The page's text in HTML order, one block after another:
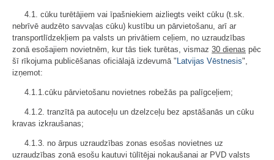
4.1. cūku turētājiem vai īpašniekiem aizliegts veikt cūku (t.sk.
nebrīvē audzēto savvaļas cūku) kustību un pārvietošanu, arī ar
transportlīdzekļiem pa valsts un privātiem ceļiem, no uzraudzības
zonā esošajiem novietnēm, kur tās tiek turētas, vismaz 30 dienas pēc
šī rīkojuma publicēšanas oficiālajā izdevumā " Latvijas Vēstnesis",
izņemot:
4.1.1.cūku pārvietošanu novietnes robežās pa palīgceļiem;
4.1.2. tranzītā pa autoceļu un dzelzceļu bez apstāšanās un cūku
kravas izkraušanas;
4.1.3. no ārpus uzraudzības zonas esošas novietnes uz
uzraudzības zonā esošu kautuvi tūlītējai nokaušanai ar PVD valsts